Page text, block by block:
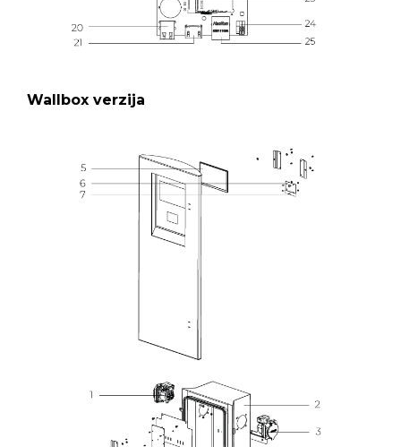
Wallbox verzija